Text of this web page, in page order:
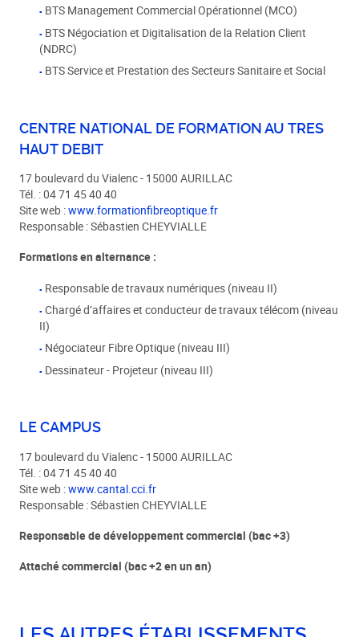
BTS Management Commercial Opérationnel (MCO)
BTS Négociation et Digitalisation de la Relation Client
(NDRC)
BTS Service et Prestation des Secteurs Sanitaire et Social
CENTRE NATIONAL DE FORMATION AU TRES
HAUT DEBIT
17 boulevard du Vialenc - 15000 AURILLAC
Tél. : 04 71 45 40 40
Site web :www.formationfibreoptique.fr
Responsable : Sébastien CHEYVIALLE
Formations en alternance :
Responsable de travaux numériques (niveau II)
Chargé d’affaires et conducteur de travaux télécom (niveau
II)
Négociateur Fibre Optique (niveau III)
Dessinateur - Projeteur (niveau III)
LE CAMPUS
17 boulevard du Vialenc - 15000 AURILLAC
Tél. : 04 71 45 40 40
Site web :www.cantal.cci.fr
Responsable : Sébastien CHEYVIALLE
Responsable de développement commercial (bac +3)
Attaché commercial (bac +2 en un an)